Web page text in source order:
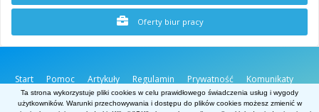
Oferty biur pracy
Start Pomoc Artykuły Regulamin Prywatność
Komunikaty
O stronie
Kontakt
Belgia.net
Ta strona wykorzystuje pliki cookies w celu prawidłowego świadczenia usług i wygody
użytkowników. Warunki przechowywania i dostępu do plików cookies możesz zmienić w